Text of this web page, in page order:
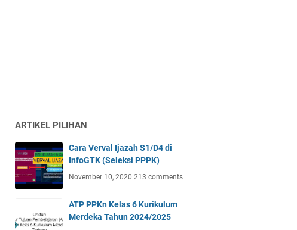
ARTIKEL PILIHAN
Cara Verval Ijazah S1/D4 di
InfoGTK (Seleksi PPPK)
November 10, 2020 213 comments
ATP PPKn Kelas 6 Kurikulum
Merdeka Tahun 2024/2025